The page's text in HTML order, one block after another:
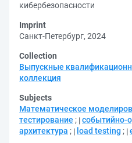
кибербезопасности
Imprint
Санкт-Петербург, 2024
Collection
Выпускные
коллекция
Subjects
Математическое
тестирование ; событийно-
архитектура ; load testing ;